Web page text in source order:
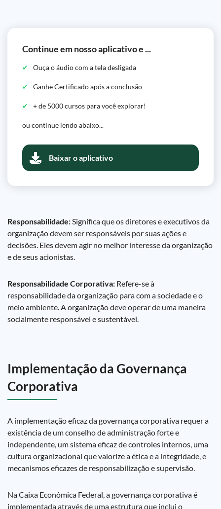
Continue em nosso aplicativo e ...
Ouça o áudio com a tela desligada
Ganhe Certificado após a conclusão
+ de 5000 cursos para você explorar!
ou continue lendo abaixo...
Baixar o aplicativo
Responsabilidade:Significa que os diretores e executivos da
organização devem ser responsáveis por suas ações e
decisões. Eles devem agir no melhor interesse da organização
e de seus acionistas.
Responsabilidade Corporativa: Refere-se à
responsabilidade da organização para com a sociedade e o
meio ambiente. A organização deve operar de uma maneira
socialmente responsável e sustentável.
Implementação da Governança
Corporativa
A implementação eficaz da governança corporativa requer a
existência de um conselho de administração forte e
independente, um sistema eficaz de controles internos, uma
cultura organizacional que valorize a ética e a integridade, e
mecanismos eficazes de responsabilização e supervisão.
Na Caixa Econômica Federal, a governança corporativa é
implementada através de uma estrutura que inclui o